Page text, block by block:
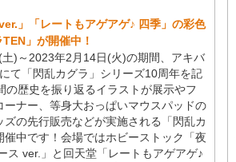
」「レートもアゲアゲ♪ 四季」の彩色
」が開催中！
)～2023年2月14日(火)の期間、アキバ
て「閃乱カグラ」シリーズ10周年を記
の歴史を振り返るイラストが展示やフ
ーナー、等身大おっぱいマウスパッドの
ズの先行販売などが実施される「閃乱カ
催中です！会場ではホビーストック「夜
ス ver.」と回天堂「レートもアゲアゲ♪